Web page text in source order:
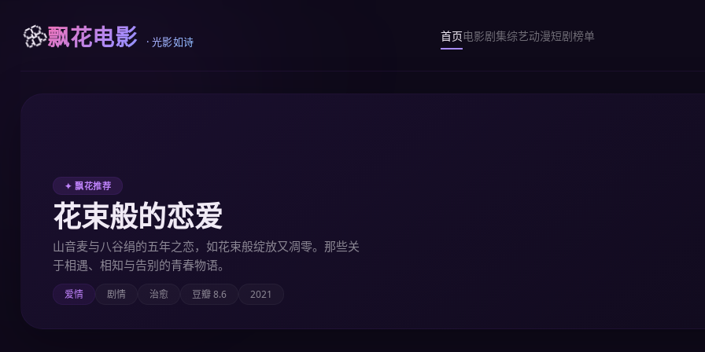
🌸飘花电影 · 光影如诗 首页电影剧集综艺动漫短剧榜单
✦ 飘花推荐
花束般的恋爱
山音麦与八谷绢的五年之恋，如花束般绽放又凋零。那些关
于相遇、相知与告别的青春物语。
爱情 剧情 治愈 豆瓣 8.6 2021